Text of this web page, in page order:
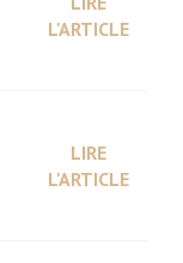
L'ARTICLE
LIRE
L'ARTICLE